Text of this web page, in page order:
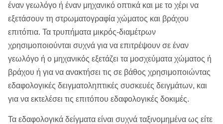
έναν γεωλόγο ή έναν μηχανικό οπτικά και με το χέρι να
εξετάσουν τη στρωματογραφία χώματος και βράχου
επιτόπια. Τα τρυπήματα μικρός-διαμέτρων
χρησιμοποιούνται συχνά για να επιτρέψουν σε έναν
γεωλόγο ή ο μηχανικός εξετάζει τα μοσχεύματα χώματος ή
βράχου ή για να ανακτήσει τις σε βάθος χρησιμοποιώντας
εδαφολογικές δειγματοληπτικές συσκευές δειγμάτων, και
για να εκτελέσει τις επιτόπου εδαφολογικές δοκιμές.
Τα εδαφολογικά δείγματα είναι συχνά ταξινομημένα ως είτε